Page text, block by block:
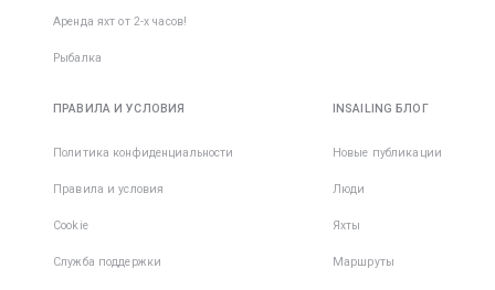
Аренда яхт от 2-х часов!
Рыбалка
ПРАВИЛА И УСЛОВИЯ
Политика конфиденциальности
Правила и условия
Cookie
Служба поддержки
INSAILING БЛОГ
Новые публикации
Люди
Яхты
Маршруты